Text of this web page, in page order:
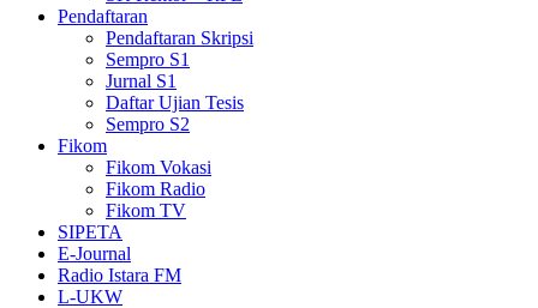
Pendaftaran
Pendaftaran Skripsi
Sempro S1
Jurnal S1
Daftar Ujian Tesis
Sempro S2
Fikom
Fikom Vokasi
Fikom Radio
Fikom TV
SIPETA
E-Journal
Radio Istara FM
L-UKW